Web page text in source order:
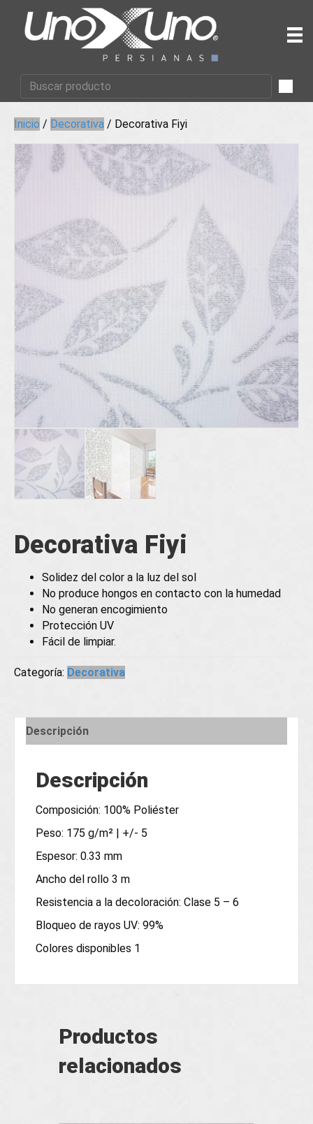
Inicio / Decorativa / Decorativa Fiyi
Decorativa Fiyi
Solidez del color a la luz del sol
No produce hongos en contacto con la humedad
No generan encogimiento
Protección UV
Fácil de limpiar.
Categoría: Decorativa
Descripción
Descripción
Composición: 100% Poliéster
Peso: 175 g/m² | +/- 5
Espesor: 0.33 mm
Ancho del rollo 3 m
Resistencia a la decoloración: Clase 5 – 6
Bloqueo de rayos UV: 99%
Colores disponibles 1
Productos
relacionados